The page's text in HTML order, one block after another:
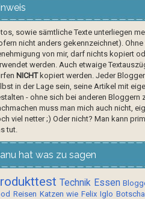
sowie sämtliche Texte unterliegen
nicht anders gekennzeichnet). Ohne
von mir, darf nichts kopiert
werden. Auch etwaige
NICHTkopiert werden. Jeder
in der Lage sein, seine Artikel mit
- ohne sich bei anderen Bloggern
muss man mich auch nicht,
viel netter ;) Oder nicht? Man kann
tut.
hat was zu sagen
Technik Essen
Reisen Katzen wie Felix Iglo